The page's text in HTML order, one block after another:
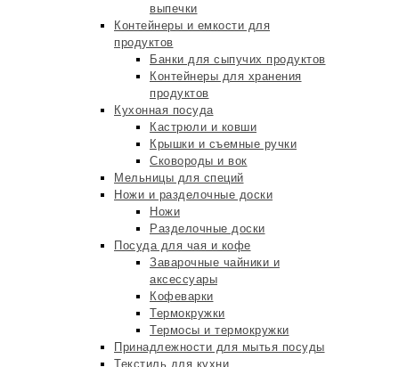
выпечки
Контейнеры и емкости для
продуктов
Банки для сыпучих продуктов
Контейнеры для хранения
продуктов
Кухонная посуда
Кастрюли и ковши
Крышки и съемные ручки
Сковороды и вок
Мельницы для специй
Ножи и разделочные доски
Ножи
Разделочные доски
Посуда для чая и кофе
Заварочные чайники и
аксессуары
Кофеварки
Термокружки
Термосы и термокружки
Принадлежности для мытья посуды
Текстиль для кухни